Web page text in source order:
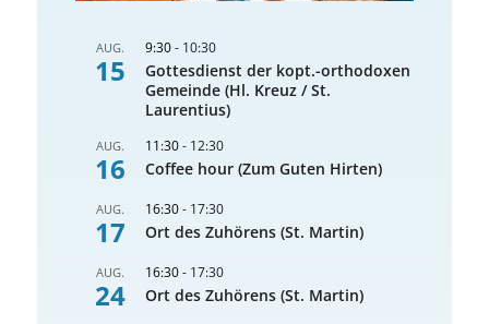
AUG.
15
9:30- 10:30
Gottesdienst der kopt.-orthodoxen
Gemeinde (Hl. Kreuz / St.
Laurentius)
AUG.
16
11:30- 12:30
Coffee hour (Zum Guten Hirten)
AUG.
17
16:30- 17:30
Ort des Zuhörens (St. Martin)
AUG.
24
16:30- 17:30
Ort des Zuhörens (St. Martin)